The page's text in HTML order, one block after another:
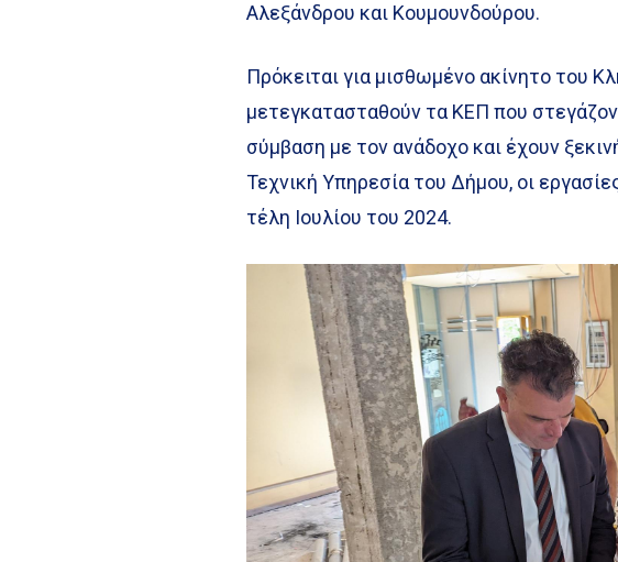
Αλεξάνδρου και Κουμουνδούρου.
Πρόκειται για μισθωμένο ακίνητο του
μετεγκατασταθούν τα ΚΕΠ που
σύμβαση με τον ανάδοχο και έχουν
Τεχνική Υπηρεσία του Δήμου, οι
τέλη Ιουλίου του 2024.